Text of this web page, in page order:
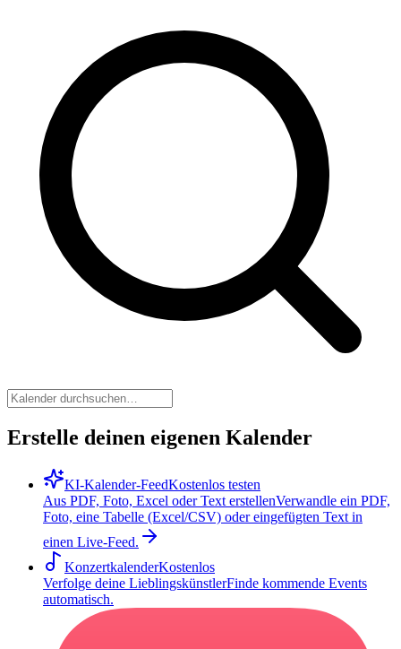
Erstelle deinen eigenen Kalender
KI-Kalender-FeedKostenlos testen
Aus PDF, Foto, Excel oder Text erstellenVerwandle ein PDF,
Foto, eine Tabelle (Excel/CSV) oder eingefügten Text in
einen Live-Feed.
KonzertkalenderKostenlos
Verfolge deine LieblingskünstlerFinde kommende Events
automatisch.